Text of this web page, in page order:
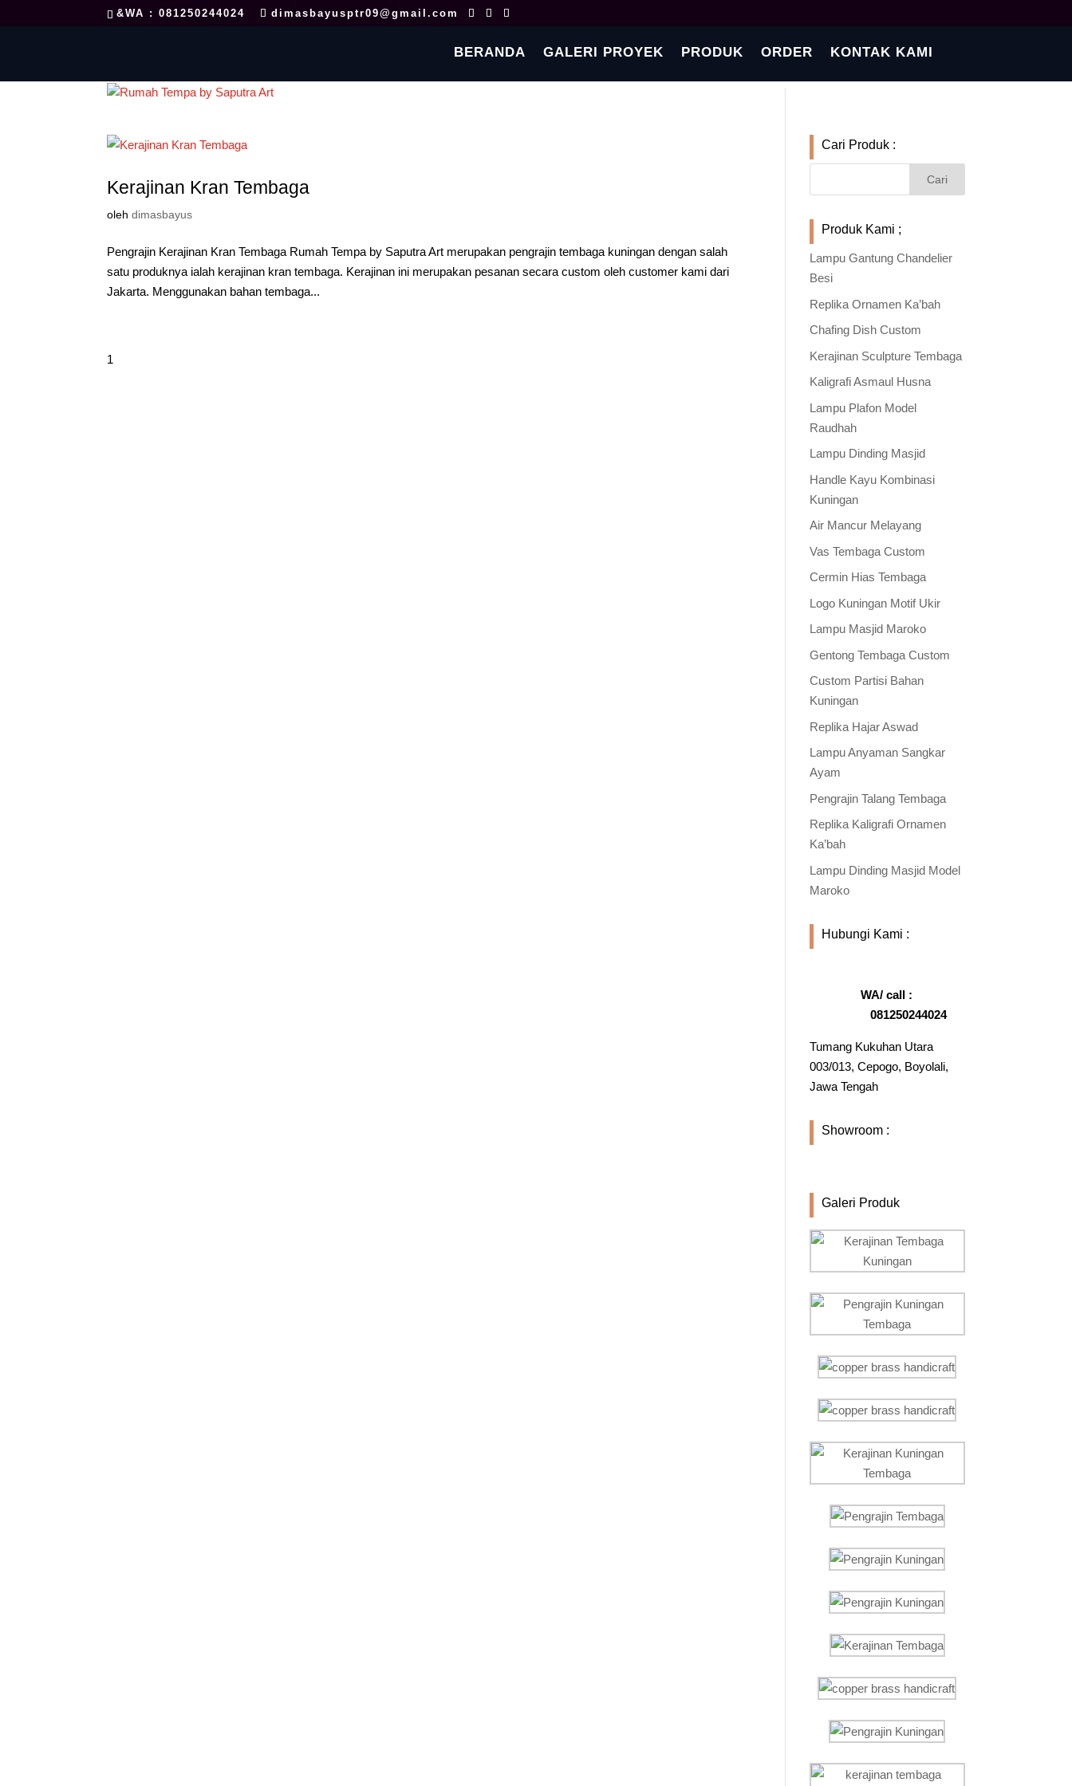
&WA : 081250244024 dimasbayusptr09@gmail.com
BERANDA GALERI PROYEK PRODUK ORDER KONTAK KAMI
Kerajinan Kran Tembaga
olehdimasbayus
Pengrajin Kerajinan Kran Tembaga Rumah Tempa by Saputra Art merupakan pengrajin tembaga kuningan dengan salah
satu produknya ialah kerajinan kran tembaga. Kerajinan ini merupakan pesanan secara custom oleh customer kami dari
Jakarta. Menggunakan bahan tembaga...
1
Cari Produk :
Produk Kami ;
Lampu Gantung Chandelier
Besi
Replika Ornamen Ka’bah
Chafing Dish Custom
Kerajinan Sculpture Tembaga
Kaligrafi Asmaul Husna
Lampu Plafon Model
Raudhah
Lampu Dinding Masjid
Handle Kayu Kombinasi
Kuningan
Air Mancur Melayang
Vas Tembaga Custom
Cermin Hias Tembaga
Logo Kuningan Motif Ukir
Lampu Masjid Maroko
Gentong Tembaga Custom
Custom Partisi Bahan
Kuningan
Replika Hajar Aswad
Lampu Anyaman Sangkar
Ayam
Pengrajin Talang Tembaga
Replika Kaligrafi Ornamen
Ka’bah
Lampu Dinding Masjid Model
Maroko
Hubungi Kami :
WA/ call :
081250244024
Tumang Kukuhan Utara
003/013, Cepogo, Boyolali,
Jawa Tengah
Showroom :
Galeri Produk